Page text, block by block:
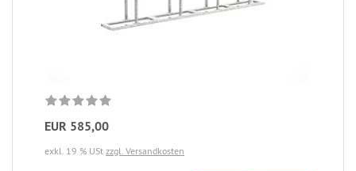
EUR 585,00
exkl. 19 % USt zzgl. Versandkosten